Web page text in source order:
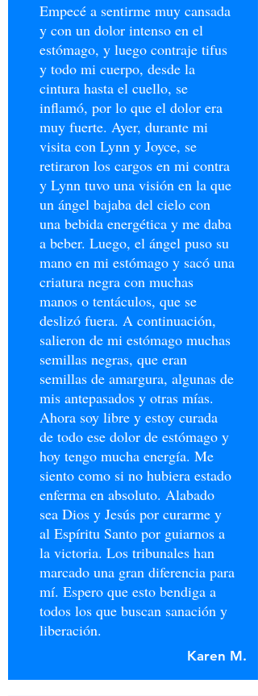
Empecé a sentirme muy cansada
y con un dolor intenso en el
estómago, y luego contraje tifus
y todo mi cuerpo, desde la
cintura hasta el cuello, se
inflamó, por lo que el dolor era
muy fuerte. Ayer, durante mi
visita con Lynn y Joyce, se
retiraron los cargos en mi contra
y Lynn tuvo una visión en la que
un ángel bajaba del cielo con
una bebida energética y me daba
a beber. Luego, el ángel puso su
mano en mi estómago y sacó una
criatura negra con muchas
manos o tentáculos, que se
deslizó fuera. A continuación,
salieron de mi estómago muchas
semillas negras, que eran
semillas de amargura, algunas de
mis antepasados y otras mías.
Ahora soy libre y estoy curada
de todo ese dolor de estómago y
hoy tengo mucha energía. Me
siento como si no hubiera estado
enferma en absoluto. Alabado
sea Dios y Jesús por curarme y
al Espíritu Santo por guiarnos a
la victoria. Los tribunales han
marcado una gran diferencia para
mí. Espero que esto bendiga a
todos los que buscan sanación y
liberación.
Karen M.